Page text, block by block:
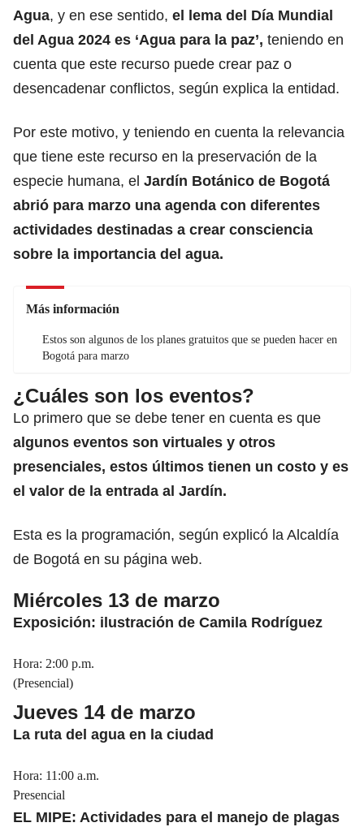
Agua, y en ese sentido, el lema del Día Mundial
del Agua 2024 es ‘Agua para la paz’, teniendo en
cuenta que este recurso puede crear paz o
desencadenar conflictos, según explica la entidad.
Por este motivo, y teniendo en cuenta la relevancia
que tiene este recurso en la preservación de la
especie humana, el Jardín Botánico de Bogotá
abrió para marzo una agenda con diferentes
actividades destinadas a crear consciencia
sobre la importancia del agua.
Más información
Estos son algunos de los planes gratuitos que se pueden hacer en
Bogotá para marzo
¿Cuáles son los eventos?
Lo primero que se debe tener en cuenta es que
algunos eventos son virtuales y otros
presenciales, estos últimos tienen un costo y es
el valor de la entrada al Jardín.
Esta es la programación, según explicó la Alcaldía
de Bogotá en su página web.
Miércoles 13 de marzo
Exposición: ilustración de Camila Rodríguez
Hora: 2:00 p.m.
(Presencial)
Jueves 14 de marzo
La ruta del agua en la ciudad
Hora: 11:00 a.m.
Presencial
EL MIPE: Actividades para el manejo de plagas